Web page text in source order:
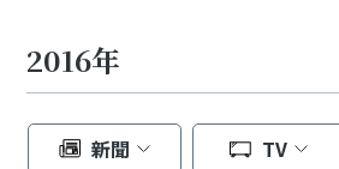
2016年
新聞 TV